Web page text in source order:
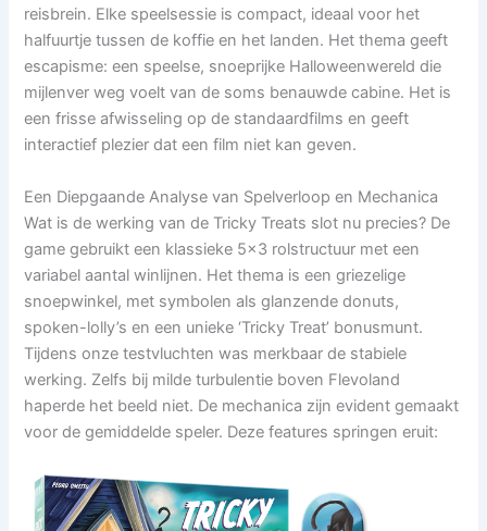
reisbrein. Elke speelsessie is compact, ideaal voor het
halfuurtje tussen de koffie en het landen. Het thema geeft
escapisme: een speelse, snoeprijke Halloweenwereld die
mijlenver weg voelt van de soms benauwde cabine. Het is
een frisse afwisseling op de standaardfilms en geeft
interactief plezier dat een film niet kan geven.
Een Diepgaande Analyse van Spelverloop en Mechanica
Wat is de werking van de Tricky Treats slot nu precies? De
game gebruikt een klassieke 5×3 rolstructuur met een
variabel aantal winlijnen. Het thema is een griezelige
snoepwinkel, met symbolen als glanzende donuts,
spoken-lolly’s en een unieke ‘Tricky Treat’ bonusmunt.
Tijdens onze testvluchten was merkbaar de stabiele
werking. Zelfs bij milde turbulentie boven Flevoland
haperde het beeld niet. De mechanica zijn evident gemaakt
voor de gemiddelde speler. Deze features springen eruit: